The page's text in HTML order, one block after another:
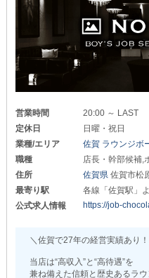
「まずはお店の雰囲気を知り
「自分にもできそうか先に確
そんな方には【体験入社】も
ご不明な点があれば事前に解
皆さまからのご応募を心より
_/_/_/_/_/_/_/_/_/_/_/_/_/_/_/_/_/
少しずつできることを増やし
あなたのペースで“立派なスタ
成長していきましょう◎
/=/=/=/=/=/=/=/=/=/
妃翠（ヒスイ）
/=/=/=/=/=/=/=/=/=/
～募集職種はこちら～
●ホール（正）：月給25万円～
上記の金額からさらに《歩合給
業績に応じて《賞与》も支給し
また、あなたの活躍をきちん
どんどん収入をUPしています◎
努力が目に見えるもので還元さ
しっかりやりがいを持って働け
営業時間
20:00 ～ LAST
定休日
日曜・祝日
業種/エリア
佐賀 ラウンジボ
職種
店長・幹部候補,
住所
佐賀県佐賀市松
最寄り駅
各線「佐賀駅」
公式求人情報
https://job-
＼佐賀で27年の経営実績あり
当店は“高収入”と“高待遇”を
兼ね備えた信頼と歴史あるラウ